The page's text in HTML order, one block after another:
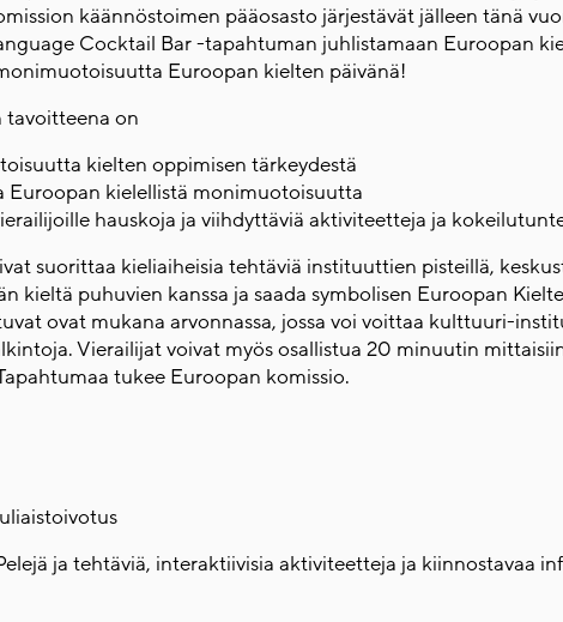
käännöstoimen pääosasto järjestävät jälleen tänä
Cocktail Bar -tapahtuman juhlistamaan Euroopan
Euroopan kielten päivänä!
tavoitteena on
kielten oppimisen tärkeydestä
Euroopan kielellistä monimuotoisuutta
hauskoja ja viihdyttäviä aktiviteetteja ja
suorittaa kieliaiheisia tehtäviä instituuttien pisteillä,
kieltä puhuvien kanssa ja saada symbolisen Euroopan
ovat mukana arvonnassa, jossa voi voittaa kulttuuri-
Vierailijat voivat myös osallistua 20 minuutin
tukee Euroopan komissio.
ja tehtäviä, interaktiivisia aktiviteetteja ja kiinnostavaa